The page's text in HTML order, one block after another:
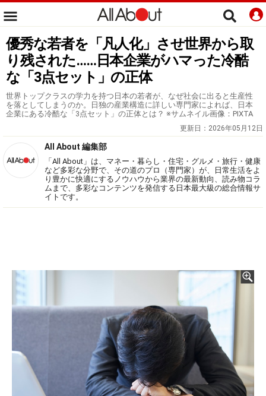
優秀な若者を「凡人化」させ世界から取
り残された……日本企業がハマった冷酷
な「3点セット」の正体
世界トップクラスの学力を持つ日本の若者が、なぜ社会に出ると生産性
を落としてしまうのか。日独の産業構造に詳しい専門家によれば、日本
企業にある冷酷な「3点セット」の正体とは？ ※サムネイル画像：PIXTA
更新日： 2026年05月12日
All About 編集部
「All About」は、マネー・暮らし・住宅・グルメ・旅行・健康
など多彩な分野で、その道のプロ（専門家）が、日常生活をよ
り豊かに快適にするノウハウから業界の最新動向、読み物コラ
ムまで、多彩なコンテンツを発信する日本最大級の総合情報サ
イトです。